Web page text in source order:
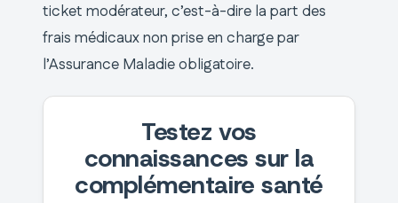
ticket modérateur, c’est-à-dire la part des
frais médicaux non prise en charge par
l’Assurance Maladie obligatoire.
Testez vos
connaissances sur la
complémentaire santé